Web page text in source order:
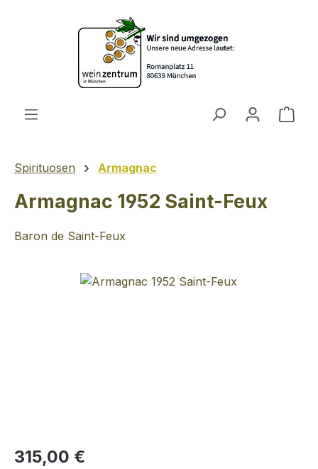
Zum Hauptinhalt springen
Spirituosen Armagnac
Armagnac 1952 Saint-Feux
Baron de Saint-Feux
Bildergalerie überspringen
315,00 €